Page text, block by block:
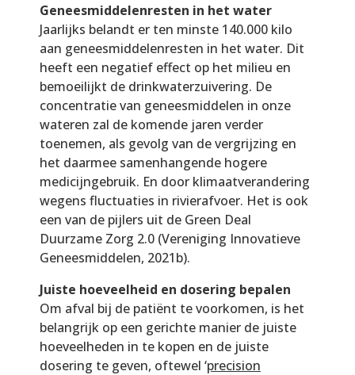
Geneesmiddelenresten in het water
Jaarlijks belandt er ten minste 140.000 kilo
aan geneesmiddelenresten in het water. Dit
heeft een negatief effect op het milieu en
bemoeilijkt de drinkwaterzuivering. De
concentratie van geneesmiddelen in onze
wateren zal de komende jaren verder
toenemen, als gevolg van de vergrijzing en
het daarmee samenhangende hogere
medicijngebruik. En door klimaatverandering
wegens fluctuaties in rivierafvoer. Het is ook
een van de pijlers uit de Green Deal
Duurzame Zorg 2.0 (Vereniging Innovatieve
Geneesmiddelen, 2021b).
Juiste hoeveelheid en dosering bepalen
Om afval bij de patiënt te voorkomen, is het
belangrijk op een gerichte manier de juiste
hoeveelheden in te kopen en de juiste
dosering te geven, oftewel ‘precision